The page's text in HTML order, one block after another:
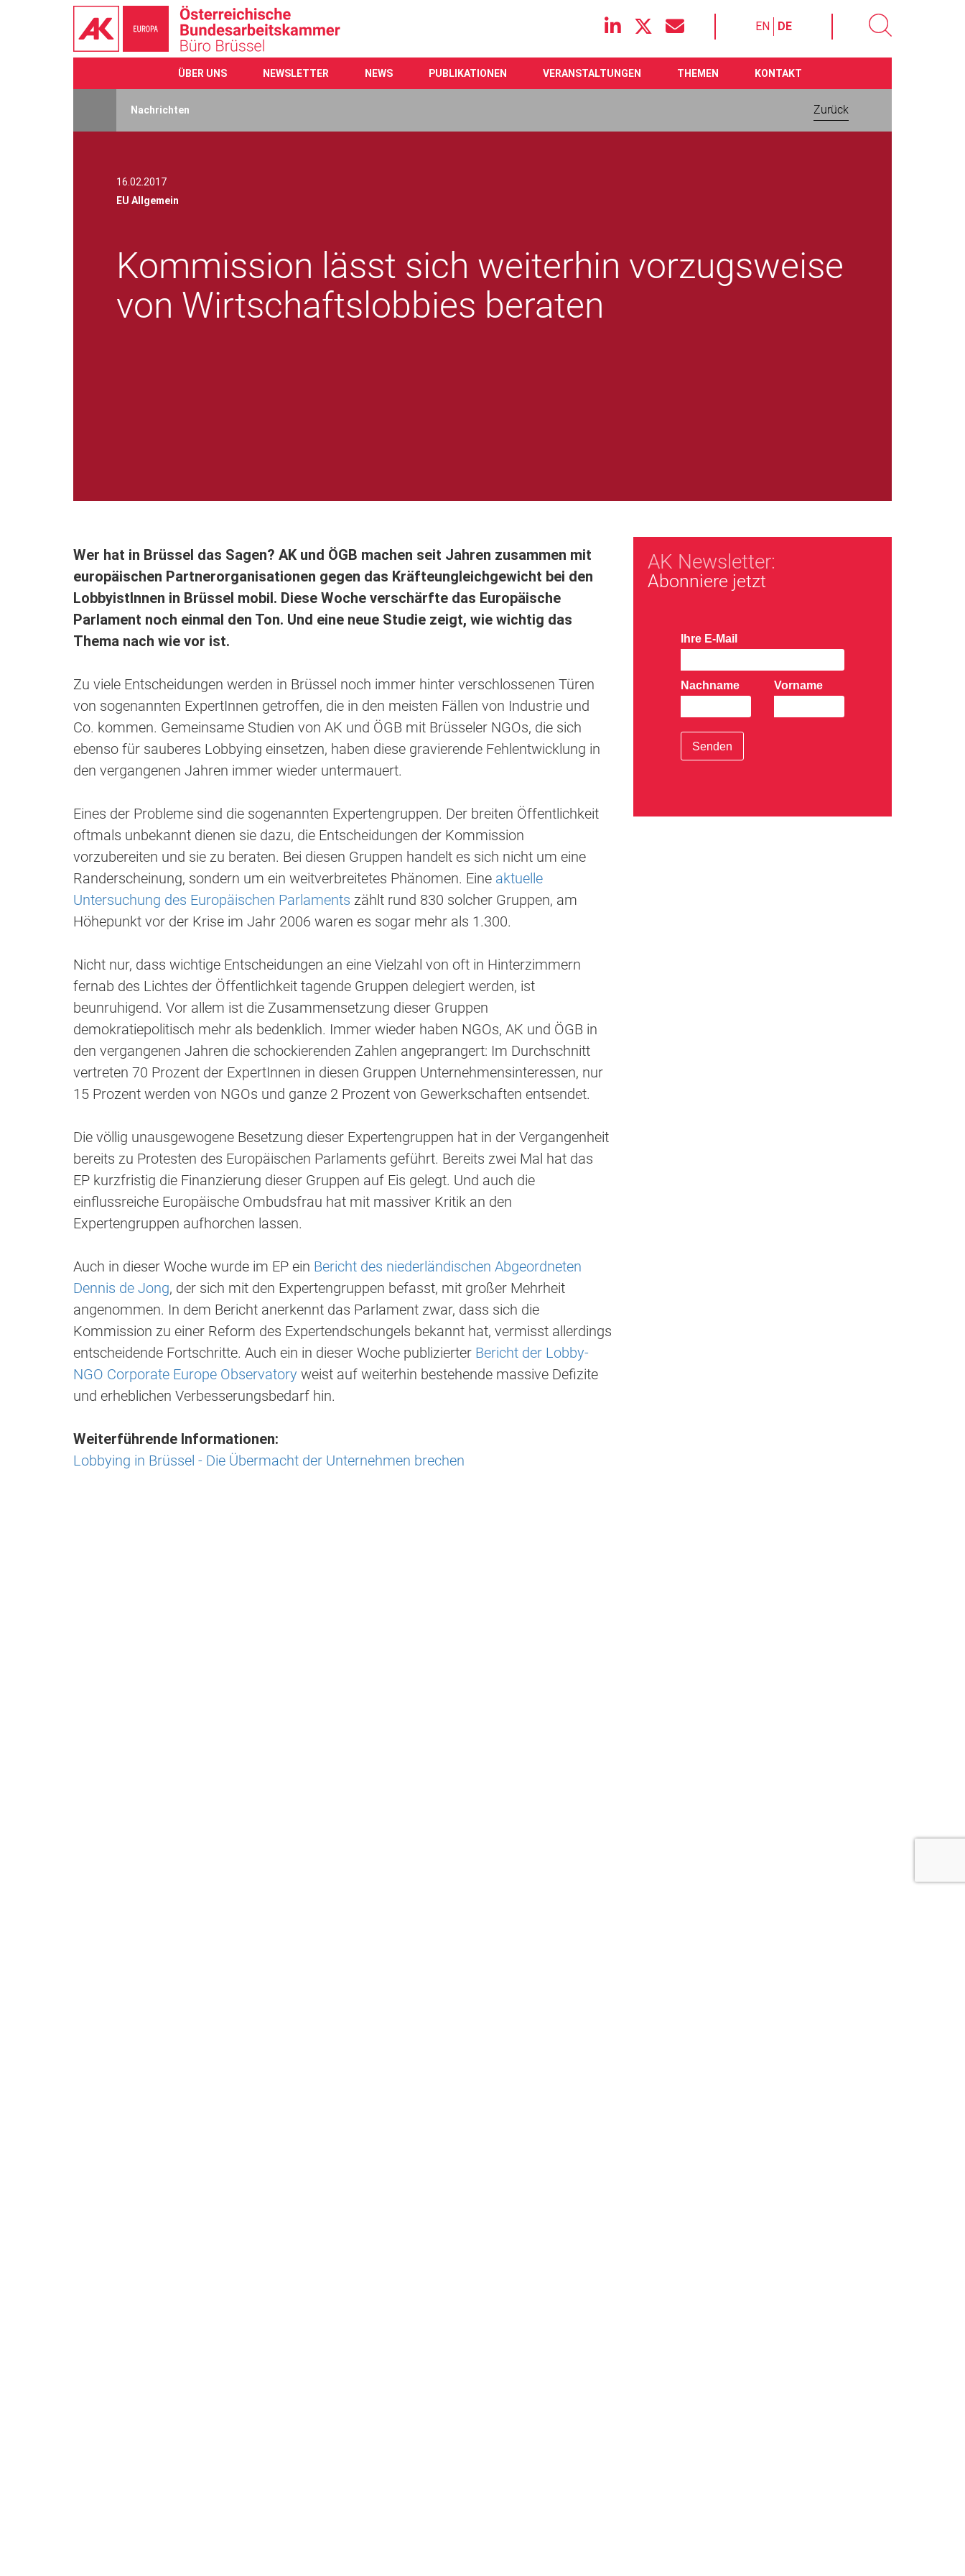
EN DE
Main navigation
ÜBER UNS NEWSLETTER NEWS PUBLIKATIONEN VERANSTALTUNGEN THEMEN KONTAKT
Nachrichten Zurück
16.02.2017
EU Allgemein
Kommission lässt sich weiterhin vorzugsweise
von Wirtschaftslobbies beraten
Wer hat in Brüssel das Sagen? AK und ÖGB machen seit Jahren zusammen mit
europäischen Partnerorganisationen gegen das Kräfteungleichgewicht bei den
LobbyistInnen in Brüssel mobil. Diese Woche verschärfte das Europäische
Parlament noch einmal den Ton. Und eine neue Studie zeigt, wie wichtig das
Thema nach wie vor ist.
Zu viele Entscheidungen werden in Brüssel noch immer hinter verschlossenen Türen
von sogenannten ExpertInnen getroffen, die in den meisten Fällen von Industrie und
Co. kommen. Gemeinsame Studien von AK und ÖGB mit Brüsseler NGOs, die sich
ebenso für sauberes Lobbying einsetzen, haben diese gravierende Fehlentwicklung in
den vergangenen Jahren immer wieder untermauert.
Eines der Probleme sind die sogenannten Expertengruppen. Der breiten Öffentlichkeit
oftmals unbekannt dienen sie dazu, die Entscheidungen der Kommission
vorzubereiten und sie zu beraten. Bei diesen Gruppen handelt es sich nicht um eine
Randerscheinung, sondern um ein weitverbreitetes Phänomen. Eine aktuelle
Untersuchung des Europäischen Parlaments zählt rund 830 solcher Gruppen, am
Höhepunkt vor der Krise im Jahr 2006 waren es sogar mehr als 1.300.
Nicht nur, dass wichtige Entscheidungen an eine Vielzahl von oft in Hinterzimmern
fernab des Lichtes der Öffentlichkeit tagende Gruppen delegiert werden, ist
beunruhigend. Vor allem ist die Zusammensetzung dieser Gruppen
demokratiepolitisch mehr als bedenklich. Immer wieder haben NGOs, AK und ÖGB in
den vergangenen Jahren die schockierenden Zahlen angeprangert: Im Durchschnitt
vertreten 70 Prozent der ExpertInnen in diesen Gruppen Unternehmensinteressen, nur
15 Prozent werden von NGOs und ganze 2 Prozent von Gewerkschaften entsendet.
Die völlig unausgewogene Besetzung dieser Expertengruppen hat in der Vergangenheit
bereits zu Protesten des Europäischen Parlaments geführt. Bereits zwei Mal hat das
EP kurzfristig die Finanzierung dieser Gruppen auf Eis gelegt. Und auch die
einflussreiche Europäische Ombudsfrau hat mit massiver Kritik an den
Expertengruppen aufhorchen lassen.
Auch in dieser Woche wurde im EP ein Bericht des niederländischen Abgeordneten
Dennis de Jong, der sich mit den Expertengruppen befasst, mit großer Mehrheit
angenommen. In dem Bericht anerkennt das Parlament zwar, dass sich die
Kommission zu einer Reform des Expertendschungels bekannt hat, vermisst allerdings
entscheidende Fortschritte. Auch ein in dieser Woche publizierter Bericht der Lobby-
NGO Corporate Europe Observatory weist auf weiterhin bestehende massive Defizite
und erheblichen Verbesserungsbedarf hin.
Weiterführende Informationen:
Lobbying in Brüssel - Die Übermacht der Unternehmen brechen
AK Newsletter:
Abonniere jetzt
Ihre E-Mail
Nachname Vorname
Senden